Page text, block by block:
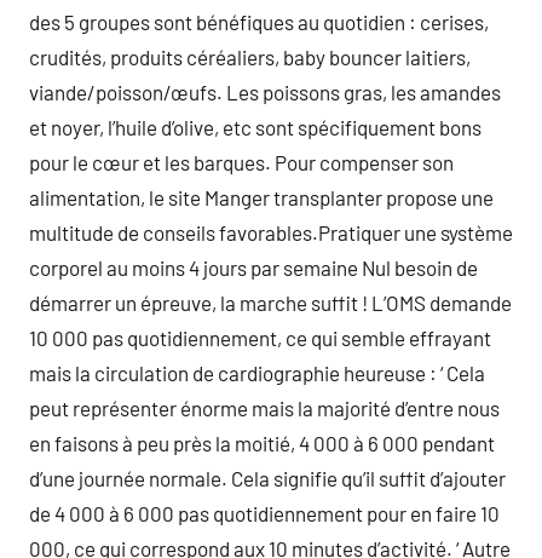
des 5 groupes sont bénéfiques au quotidien : cerises,
crudités, produits céréaliers, baby bouncer laitiers,
viande/poisson/œufs. Les poissons gras, les amandes
et noyer, l’huile d’olive, etc sont spécifiquement bons
pour le cœur et les barques. Pour compenser son
alimentation, le site Manger transplanter propose une
multitude de conseils favorables.Pratiquer une système
corporel au moins 4 jours par semaine Nul besoin de
démarrer un épreuve, la marche suffit ! L’OMS demande
10 000 pas quotidiennement, ce qui semble effrayant
mais la circulation de cardiographie heureuse : ‘ Cela
peut représenter énorme mais la majorité d’entre nous
en faisons à peu près la moitié, 4 000 à 6 000 pendant
d’une journée normale. Cela signifie qu’il suffit d’ajouter
de 4 000 à 6 000 pas quotidiennement pour en faire 10
000, ce qui correspond aux 10 minutes d’activité. ‘ Autre